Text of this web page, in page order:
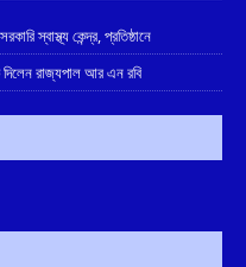
স্বাস্থ্য কেন্দ্র, প্রতিষ্ঠানে
দিলেন রাজ্যপাল আর এন রবি